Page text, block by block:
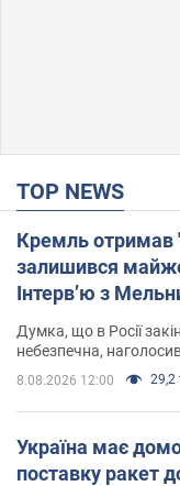
TOP NEWS
Кремль отримав
залишився майже
Інтерв’ю з
Думка, що в Росії
небезпечна,
8.08.2026 12:00 29,2
Україна має
поставку ракет